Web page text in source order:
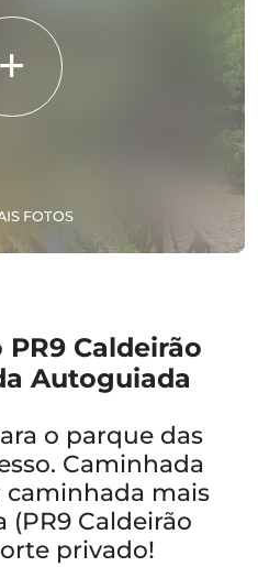
FOTOS
Caldeirão
Autoguiada
o parque das
Caminhada
mais
(PR9 Caldeirão
privado!